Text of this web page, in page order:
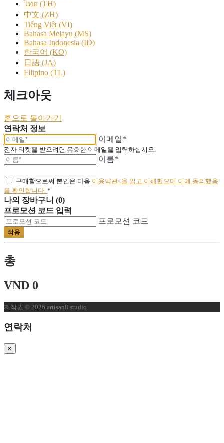
ไทย (TH)
中文 (ZH)
Tiếng Việt (VI)
Bahasa Melayu (MS)
Bahasa Indonesia (ID)
한국어 (KO)
日語 (JA)
Filipino (TL)
체크아웃
홈으로 돌아가기
연락처 정보
이메일*
전자 티켓을 받으려면 유효한 이메일을 입력하십시오.
이름*
구매함으로써 본인은 다음 이용약관<을 읽고 이해했으며 이에 동의했음
을 확인합니다. *
나의 장바구니 (0)
프로모션 코드 입력
프로모션 코드
적용
총
VND 0
저작권 © 2026 artisan8 studio
연락처
×